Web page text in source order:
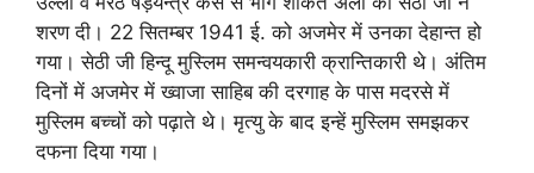
शरण दी। 22 सितम्बर 1941 ई. को अजमेर में उनका देहान्त हो
गया। सेठी जी हिन्दू मुस्लिम समन्वयकारी क्रान्तिकारी थे। अंतिम
दिनों में अजमेर में ख्वाजा साहिब की दरगाह के पास मदरसे में
मुस्लिम बच्चों को पढ़ाते थे। मृत्यु के बाद इन्हें मुस्लिम समझकर
दफना दिया गया।